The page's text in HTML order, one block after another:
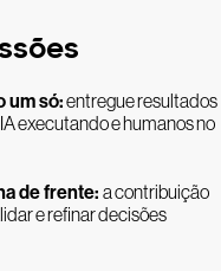
um só:entregue resultados
executando e humanos no
de frente: a contribuição
e refinar decisões